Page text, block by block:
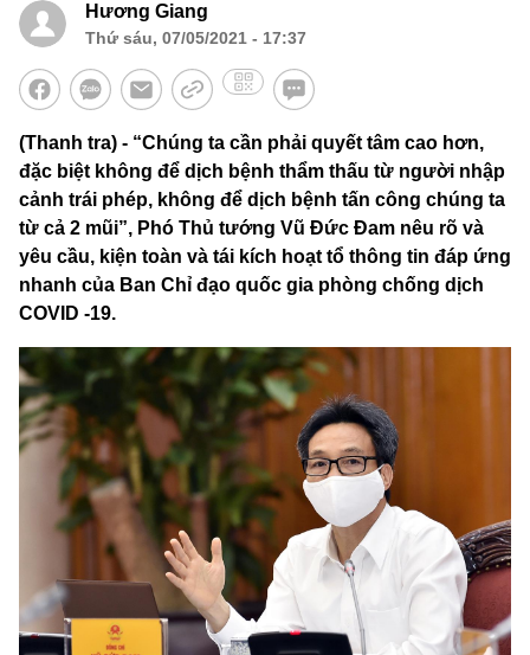
Hương Giang
Thứ sáu, 07/05/2021 - 17:37
(Thanh tra) - “Chúng ta cần phải quyết tâm cao hơn,
đặc biệt không để dịch bệnh thẩm thấu từ người nhập
cảnh trái phép, không để dịch bệnh tấn công chúng ta
từ cả 2 mũi”, Phó Thủ tướng Vũ Đức Đam nêu rõ và
yêu cầu, kiện toàn và tái kích hoạt tổ thông tin đáp ứng
nhanh của Ban Chỉ đạo quốc gia phòng chống dịch
COVID -19.